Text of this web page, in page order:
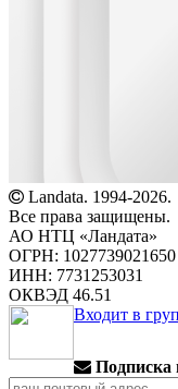
Landata. 1994-2026.
Все права защищены.
АО НТЦ «Ландата»
ОГРН: 1027739021650
ИНН: 7731253031
ОКВЭД 46.51
Входит в
Подписка